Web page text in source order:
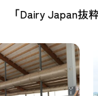
「Dairy Japan抜